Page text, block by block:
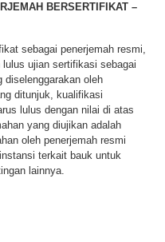
BERSERTIFIKAT –
sebagai penerjemah resmi,
ujian sertifikasi sebagai
diselenggarakan oleh
ditunjuk, kualifikasi
lulus dengan nilai di atas
yang diujikan adalah
oleh penerjemah resmi
terkait bauk untuk
lainnya.